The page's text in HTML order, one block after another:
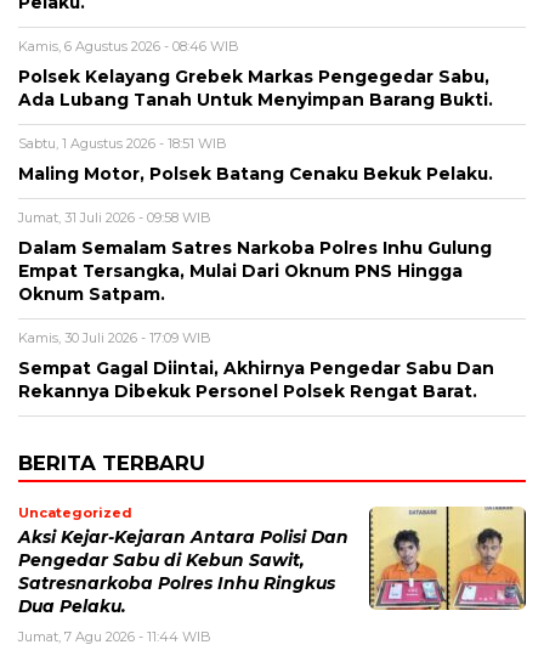
Kamis, 6 Agustus 2026 - 08:46 WIB
Polsek Kelayang Grebek Markas Pengegedar Sabu,
Ada Lubang Tanah Untuk Menyimpan Barang Bukti.
Sabtu, 1 Agustus 2026 - 18:51 WIB
Maling Motor, Polsek Batang Cenaku Bekuk Pelaku.
Jumat, 31 Juli 2026 - 09:58 WIB
Dalam Semalam Satres Narkoba Polres Inhu Gulung
Empat Tersangka, Mulai Dari Oknum PNS Hingga
Oknum Satpam.
Kamis, 30 Juli 2026 - 17:09 WIB
Sempat Gagal Diintai, Akhirnya Pengedar Sabu Dan
Rekannya Dibekuk Personel Polsek Rengat Barat.
BERITA TERBARU
Uncategorized
Aksi Kejar-Kejaran Antara Polisi Dan
Pengedar Sabu di Kebun Sawit,
Satresnarkoba Polres Inhu Ringkus
Dua Pelaku.
Jumat, 7 Agu 2026 - 11:44 WIB